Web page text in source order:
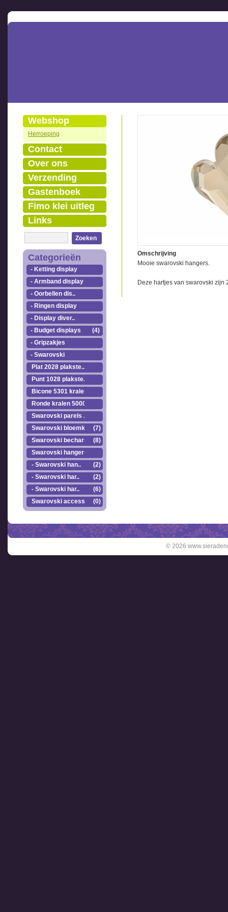
Webshop
Herroeping
Contact
Over ons
Verzending
Gastenboek
Fimo klei uitleg
Links
Zoeken
Categorieën
- Ketting display
- Armband display
- Oorbellen dis..
- Ringen display
- Display diver..
- Budget displays
(4)
- Gripzakjes
- Swarovski
Plat 2028 plakste..
Punt 1028 plakste..
Bicone 5301 kralen.
Ronde kralen 5000
Swarovski parels ..
Swarovski bloemkr..
(7)
Swarovski becharmed(8)
Swarovski hangers
- Swarovski han..
(2)
- Swarovski har..
(2)
- Swarovski har..
(6)
Swarovski accesso..
(0)
Omschrijving
Mooie swarovski hangers.
Deze hartjes van swarovski zijn
© 2026